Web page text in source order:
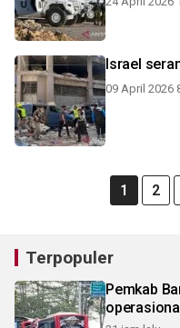
Israel
09 April 2026
1 2
Terpopuler
Pemkab